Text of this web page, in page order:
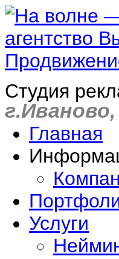
Студия
Главная
Услуги